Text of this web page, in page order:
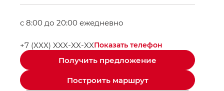
с 8:00 до 20:00 ежедневно
Показать телефон
+7 (XXX) XXX-XX-XX
Получить предложение
Построить маршрут